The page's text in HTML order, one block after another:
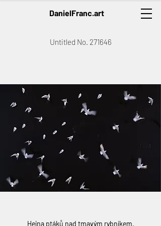
DanielFranc.art
Untitled No. 271646
Hejna ptáků nad tmavým rybníkem.